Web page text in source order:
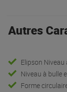
Autres
Elipson
Niveau à bulle
Forme